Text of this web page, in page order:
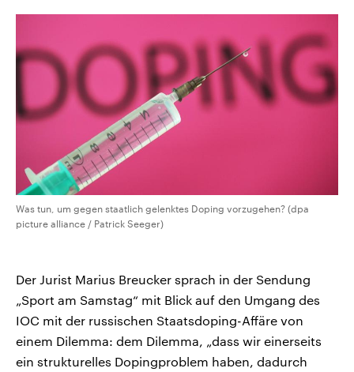
Was tun, um gegen staatlich gelenktes Doping vorzugehen? (dpa
picture alliance / Patrick Seeger)
Der Jurist Marius Breucker sprach in der Sendung
„Sport am Samstag“ mit Blick auf den Umgang des
IOC mit der russischen Staatsdoping-Affäre von
einem Dilemma: dem Dilemma, „dass wir einerseits
ein strukturelles Dopingproblem haben, dadurch